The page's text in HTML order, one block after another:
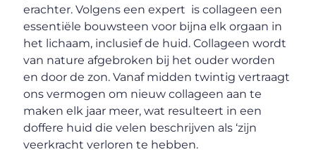
erachter. Volgens een expert is collageen een
essentiële bouwsteen voor bijna elk orgaan in
het lichaam, inclusief de huid. Collageen wordt
van nature afgebroken bij het ouder worden
en door de zon. Vanaf midden twintig vertraagt
ons vermogen om nieuw collageen aan te
maken elk jaar meer, wat resulteert in een
doffere huid die velen beschrijven als ‘zijn
veerkracht verloren te hebben.